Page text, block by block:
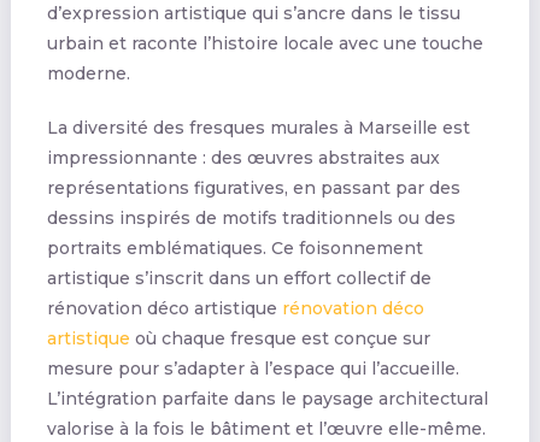
d’expression artistique qui s’ancre dans le tissu
urbain et raconte l’histoire locale avec une touche
moderne.
La diversité des fresques murales à Marseille est
impressionnante : des œuvres abstraites aux
représentations figuratives, en passant par des
dessins inspirés de motifs traditionnels ou des
portraits emblématiques. Ce foisonnement
artistique s’inscrit dans un effort collectif de
rénovation déco artistique rénovation déco
artistique où chaque fresque est conçue sur
mesure pour s’adapter à l’espace qui l’accueille.
L’intégration parfaite dans le paysage architectural
valorise à la fois le bâtiment et l’œuvre elle-même.